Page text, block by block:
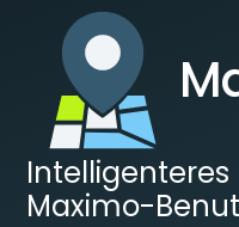
Maximo-